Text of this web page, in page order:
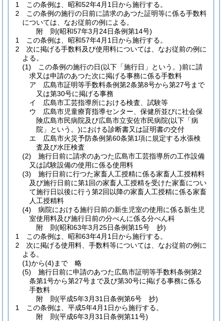
1
この条例は、昭和52年4月1日から施行する。
2
この条例の施行の日前に請求のあつた証明等に係る手数料
については、なお従前の例による。
附 則(昭和57年3月24日条例第14号)
1
この条例は、昭和57年4月1日から施行する。
2
次に掲げる手数料及び使用料については、なお従前の例に
よる。
(1)
この条例の施行の日(以下「施行日」という。)前に請
求又は申請のあつた次に掲げる事務に係る手数料
ア
広島市証明等手数料条例第2条第8号から第27号まで
又は第30号に掲げる事務
イ
広島市工芸指導所における検査、試験等
ウ
広島市児童療育指導センター、保健所並びに社会保
険広島市民病院及び広島市立安佐市民病院(以下「病
院」という。)における診断書又は証明書の交付
エ
広島市火災予防条例第60条第1項に規定する水張検
査及び水圧検査
(2)
施行日前に請求のあつた広島市工芸指導所の工作設備
又は試験設備の使用に係る使用料
(3)
施行日前に行つた家畜人工授精に係る家畜人工授精料
及び施行日前に第1回の家畜人工授精を受けた家畜につい
て施行日以後に行う第2回以降の家畜人工授精に係る家畜
人工授精料
(4)
病院における施行日前の新生児室の使用に係る新生児
室使用料及び施行日前の分べんに係る分べん科
附 則(昭和63年3月25日条例第15号 抄)
1
この条例は、昭和63年4月1日から施行する。
2
次に掲げる使用料、手数料等については、なお従前の例に
よる。
(1)から(4)まで
略
(5)
施行日前に申請のあつた広島市証明等手数料条例第2
条第1号から第27号まで及び第30号に掲げる事務に係る
手数料
附 則(平成5年3月31日条例第6号 抄)
1
この条例は、平成5年4月1日から施行する。
附 則(平成6年3月31日条例第11号)